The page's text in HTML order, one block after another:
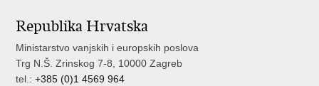
Facebooku
Twitteru
Republika Hrvatska
Ministarstvo vanjskih i europskih poslova
Trg N.Š. Zrinskog 7-8, 10000 Zagreb
tel.:+385 (0)1 4569 964